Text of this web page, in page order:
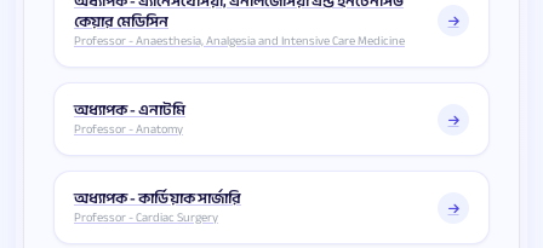
কেয়ার মেডিসিন
Professor - Anaesthesia, Analgesia and Intensive Care Medicine
অধ্যাপক - এনাটমি
Professor - Anatomy
অধ্যাপক - কার্ডিয়াক সার্জারি
Professor - Cardiac Surgery